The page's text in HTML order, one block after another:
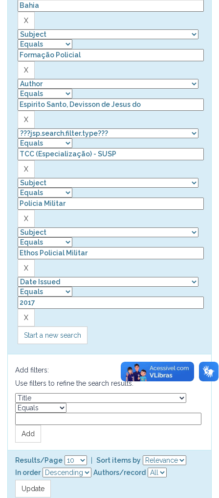
Start a new search
Add filters:
Use filters to refine the search results.
Results/Page
Sort items by
In order
Authors/record